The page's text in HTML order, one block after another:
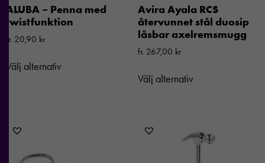
ALUBA – Penna med
twistfunktion
fr. 20,90 kr
Välj alternativ
Avira Ayala RCS
återvunnet stål duosip
låsbar axelremsmugg
fr. 267,00 kr
Välj alternativ